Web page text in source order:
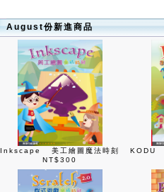
August份新進商品
Inkscape 美工繪圖魔法時刻
NT$300
KODU